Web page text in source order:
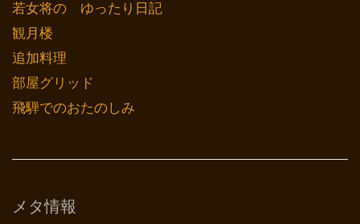
若女将の ゆったり日記
観月楼
追加料理
部屋グリッド
飛騨でのおたのしみ
メタ情報